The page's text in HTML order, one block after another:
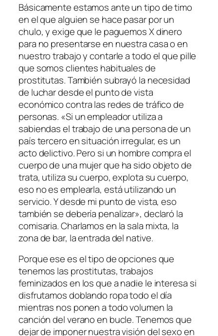
Básicamente estamos ante un tipo de timo
en el que alguien se hace pasar por un
chulo, y exige que le paguemos X dinero
para no presentarse en nuestra casa o en
nuestro trabajo y contarle a todo el que pille
que somos clientes habituales de
prostitutas. También subrayó la necesidad
de luchar desde el punto de vista
económico contra las redes de tráfico de
personas. «Si un empleador utiliza a
sabiendas el trabajo de una persona de un
país tercero en situación irregular, es un
acto delictivo. Pero si un hombre compra el
cuerpo de una mujer que ha sido objeto de
trata, utiliza su cuerpo, explota su cuerpo,
eso no es emplearla, está utilizando un
servicio. Y desde mi punto de vista, eso
también se debería penalizar», declaró la
comisaria. Charlamos en la sala mixta, la
zona de bar, la entrada del native.
Porque ese es el tipo de opciones que
tenemos las prostitutas, trabajos
feminizados en los que a nadie le interesa si
disfrutamos doblando ropa todo el día
mientras nos ponen a todo volumen la
canción del verano en bucle. Tenemos que
dejar de imponer nuestra visión del sexo en